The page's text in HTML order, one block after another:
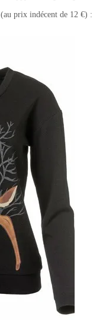
prix indécent de 12 €) :